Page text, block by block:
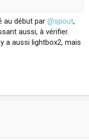
au début par @spout,
aussi, à vérifier.
a aussi lightbox2, mais